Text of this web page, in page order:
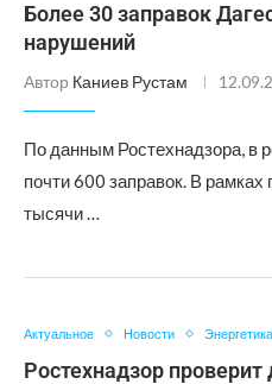
Более 30 заправок
нарушений
Автор Каниев Рустам
По данным Ростехнадзора, в
почти 600 заправок. В
тысячи …
Актуальное Новости Энергетика
Ростехнадзор